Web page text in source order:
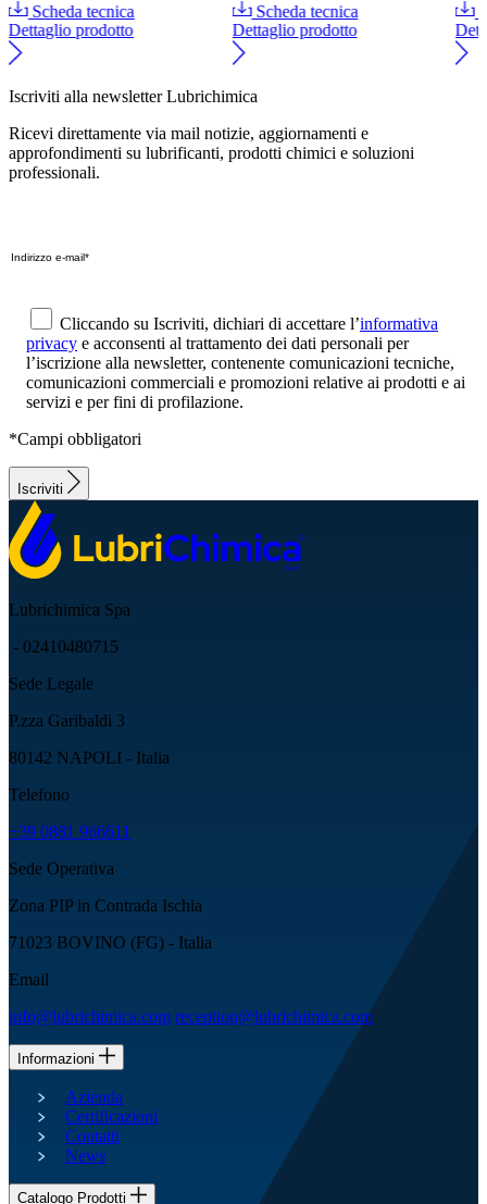
Scheda tecnica
Dettaglio prodotto
Scheda tecnica
Dettaglio prodotto
Iscriviti alla newsletter Lubrichimica
Ricevi direttamente via mail notizie, aggiornamenti e
approfondimenti su lubrificanti, prodotti chimici e soluzioni
professionali.
Cliccando su Iscriviti, dichiari di accettare l’informativa
privacy e acconsenti al trattamento dei dati personali per
l’iscrizione alla newsletter, contenente comunicazioni tecniche,
comunicazioni commerciali e promozioni relative ai prodotti e ai
servizi e per fini di profilazione.
*Campi obbligatori
Iscriviti
Lubrichimica Spa
- 02410480715
Sede Legale
P.zza Garibaldi 3
80142 NAPOLI - Italia
Telefono
+39 0881 966611
Sede Operativa
Zona PIP in Contrada Ischia
71023 BOVINO (FG) - Italia
Email
info@lubrichimica.com reception@lubrichimica.com
Informazioni
Azienda
Certificazioni
Contatti
News
Catalogo Prodotti